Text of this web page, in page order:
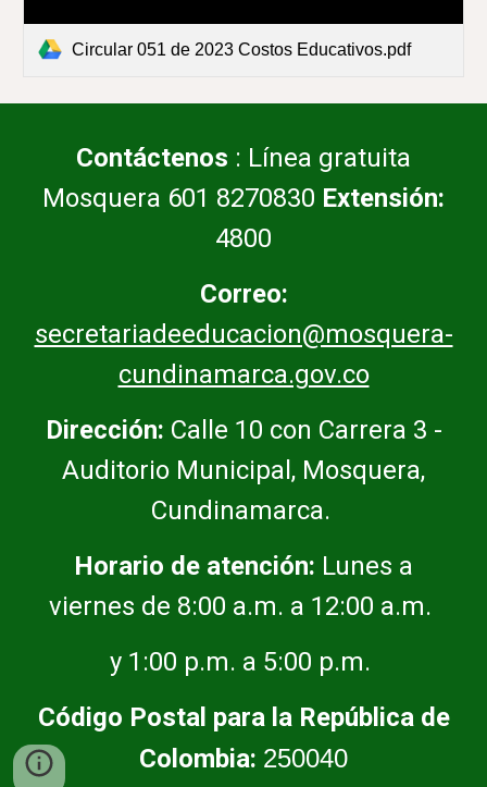
Circular 051 de 2023 Costos Educativos.pdf
Contáctenos : Línea gratuita
Mosquera 601 8270830 Extensión:
4800
Correo:
secretariadeeducacion@mosquera-
cundinamarca.gov.co
Dirección: Calle 10 con Carrera 3 -
Auditorio Municipal, Mosquera,
Cundinamarca.
Horario de atención: Lunes a
viernes de 8:00 a.m. a 12:00 a.m.
y 1:00 p.m. a 5:00 p.m.
Código Postal para la República de
Colombia: 250040